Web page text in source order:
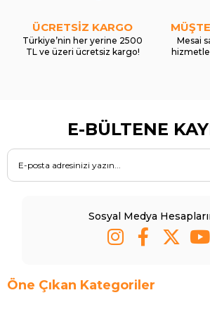
ÜCRETSİZ KARGO
Türkiye’nin her yerine 2500
TL ve üzeri ücretsiz kargo!
Mesai
E-BÜLTENE
Sosyal Medya
Öne Çıkan Kategoriler